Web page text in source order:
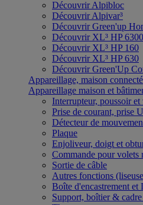
Découvrir Alpibloc
Découvrir Alpivar³
Découvrir Green'up
Découvrir XL³ HP 6300
Découvrir XL³ HP 160
Découvrir XL³ HP 630
Découvrir Green'Up
Appareillage, maison
Appareillage maison et
Interrupteur, poussoir et
Prise de courant, prise
Détecteur de
Plaque
Enjoliveur, doigt et
Commande pour volets
Sortie de câble
Autres fonctions
Boîte d'encastrement et
Support, boîtier &